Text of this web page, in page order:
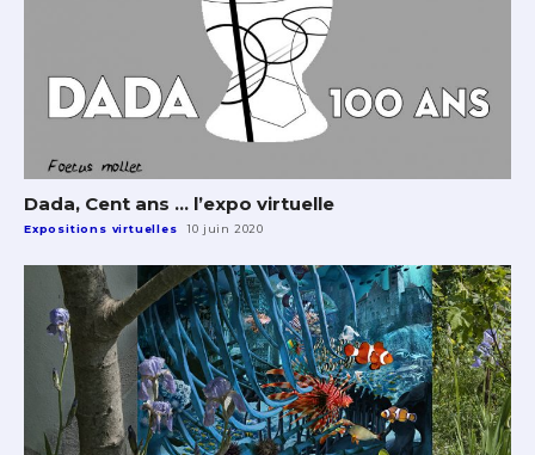
Dada, Cent ans … l’expo virtuelle
Expositions virtuelles 10 juin 2020